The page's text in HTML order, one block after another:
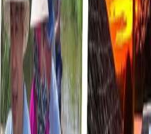
Travel Itinerary
Terms of Service
FAQ